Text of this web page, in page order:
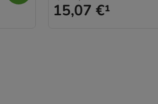
Informationen über die Art und Weise der
15,07 €¹